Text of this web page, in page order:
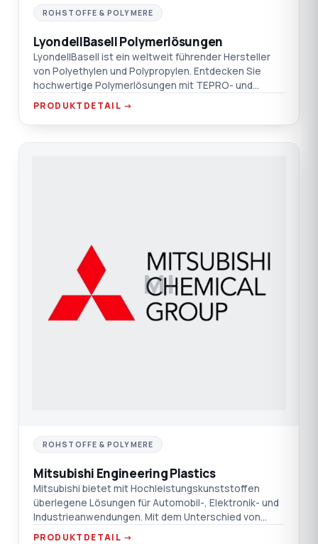
ROHSTOFFE & POLYMERE
LyondellBasell Polymerlösungen
LyondellBasell ist ein weltweit führender Hersteller
von Polyethylen und Polypropylen. Entdecken Sie
hochwertige Polymerlösungen mit TEPRO- und
Nexeo-Garantie.
PRODUKTDETAIL →
MI
ROHSTOFFE & POLYMERE
Mitsubishi Engineering Plastics
Mitsubishi bietet mit Hochleistungskunststoffen
überlegene Lösungen für Automobil-, Elektronik- und
Industrieanwendungen. Mit dem Unterschied von
TEPRO.
PRODUKTDETAIL →